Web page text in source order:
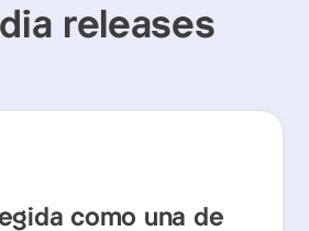
releases
como una de